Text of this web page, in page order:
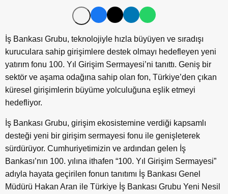
İş Bankası Grubu, teknolojiyle hızla büyüyen ve sıradışı
kuruculara sahip girişimlere destek olmayı hedefleyen yeni
yatırım fonu 100. Yıl Girişim Sermayesi’ni tanıttı. Geniş bir
sektör ve aşama odağına sahip olan fon, Türkiye’den çıkan
küresel girişimlerin büyüme yolculuğuna eşlik etmeyi
hedefliyor.
İş Bankası Grubu, girişim ekosistemine verdiği kapsamlı
desteği yeni bir girişim sermayesi fonu ile genişleterek
sürdürüyor. Cumhuriyetimizin ve ardından gelen İş
Bankası’nın 100. yılına ithafen “100. Yıl Girişim Sermayesi”
adıyla hayata geçirilen fonun tanıtımı İş Bankası Genel
Müdürü Hakan Aran ile Türkiye İş Bankası Grubu Yeni Nesil